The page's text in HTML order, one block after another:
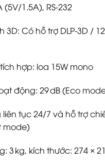
(5V/1.5A), RS‑232
3D: Có hỗ trợ DLP-3D /
hợp: loa 15W mono
động: 29 dB (Eco
tục 24/7 và hỗ trợ
mode)
3 kg, kích thước: 274 ×